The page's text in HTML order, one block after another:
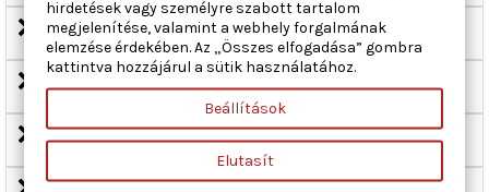
Hőcserélő, belső tér fűtés
hűtőfolyadék-szabályozó szelep
Izzító, elektr. fűtés
hirdetések vagy személyre szabott tartalom
megjelenítése, valamint a webhely forgalmának
elemzése érdekében. Az „Összes elfogadása” gombra
kattintva hozzájárul a sütik használatához.
Beállítások
Elutasít